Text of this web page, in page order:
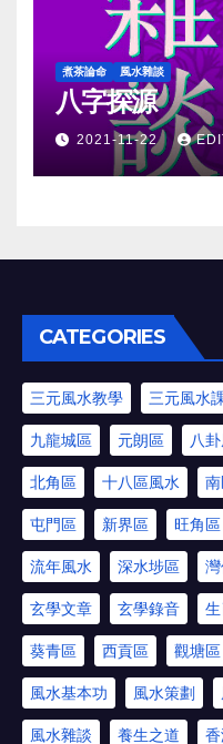
煮茶論命 風水雜談
八字探源
2021-11-22
CATEGORIES
三元風水教學 三元風水
九龍城區 元朗區 八
北角區 十八區風水
屯門區 新界區 旺角區
流年風水 深水埗區
玄學文章 玄學錄音
葵青區 西貢區 觀塘區
風水基本功 風水策劃
風水雜談 養生之道